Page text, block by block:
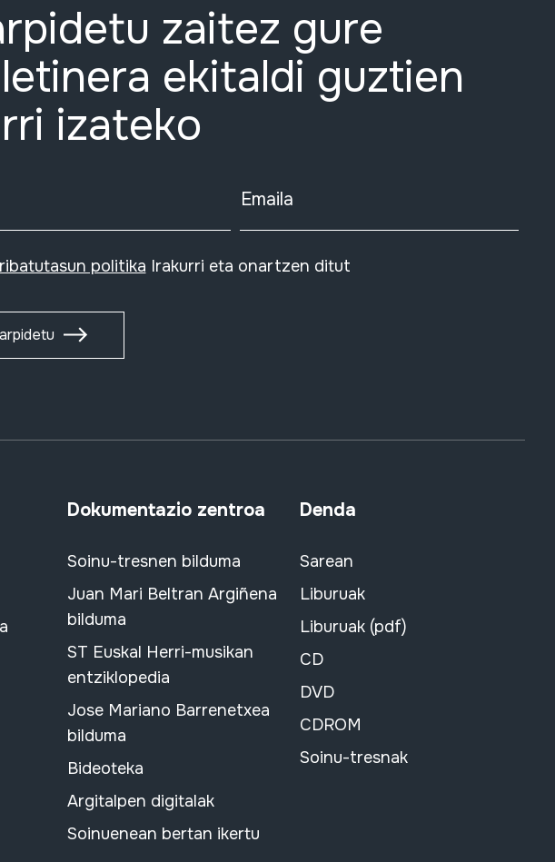
zaitez gure
ekitaldi guztien
izateko
Emaila
politika Irakurri eta onartzen ditut
Dokumentazio zentroa
Soinu-tresnen bilduma
Juan Mari Beltran Argiñena
bilduma
ST Euskal Herri-musikan
entziklopedia
Jose Mariano Barrenetxea
bilduma
Bideoteka
Argitalpen digitalak
Soinuenean bertan ikertu
Denda
Sarean
Liburuak
Liburuak (pdf)
CD
DVD
CDROM
Soinu-tresnak